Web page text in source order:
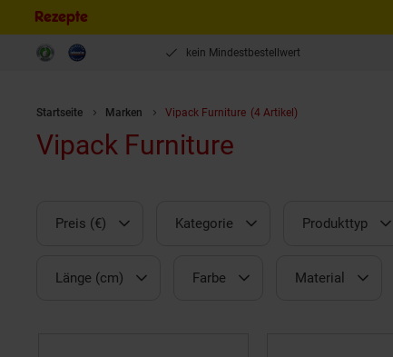
Rezepte
kein Mindestbestellwert
Startseite Marken Vipack Furniture (4 Artikel)
Vipack Furniture
Preis (€) Kategorie Produkttyp
Länge (cm) Farbe Material